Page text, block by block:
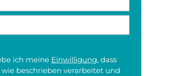
ich meine Einwilligung, dass
beschrieben verarbeitet und